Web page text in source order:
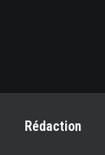
Rédaction